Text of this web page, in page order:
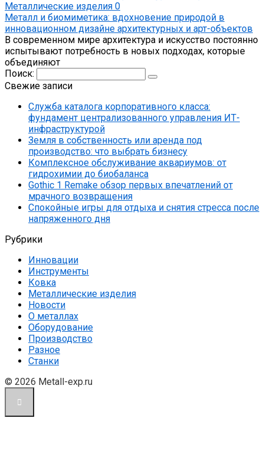
Металлические изделия 0
Металл и биомиметика: вдохновение природой в
инновационном дизайне архитектурных и арт-объектов
В современном мире архитектура и искусство постоянно
испытывают потребность в новых подходах, которые
объединяют
Поиск:
Свежие записи
Служба каталога корпоративного класса:
фундамент централизованного управления ИТ-
инфраструктурой
Земля в собственность или аренда под
производство: что выбрать бизнесу
Комплексное обслуживание аквариумов: от
гидрохимии до биобаланса
Gothic 1 Remake обзор первых впечатлений от
мрачного возвращения
Спокойные игры для отдыха и снятия стресса после
напряженного дня
Рубрики
Инновации
Инструменты
Ковка
Металлические изделия
Новости
О металлах
Оборудование
Производство
Разное
Станки
© 2026 Metall-exp.ru